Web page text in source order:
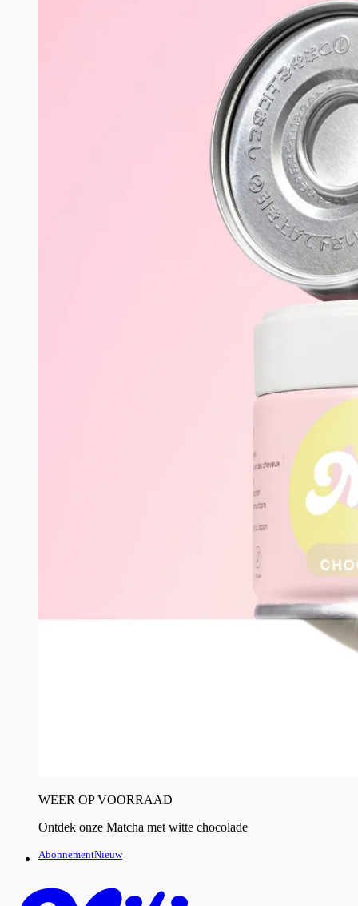
WEER OP VOORRAAD
Ontdek onze Matcha met witte chocolade
AbonnementNieuw